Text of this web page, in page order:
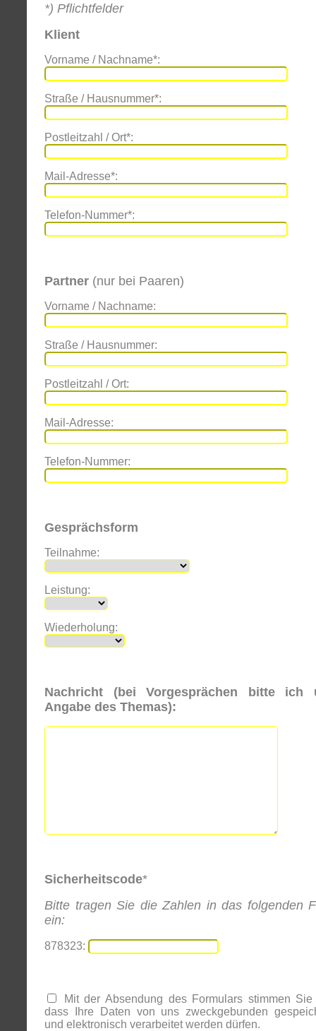
*) Pflichtfelder
Klient
Vorname / Nachname*:
Straße / Hausnummer*:
Postleitzahl / Ort*:
Mail-Adresse*:
Telefon-Nummer*:
Partner (nur bei Paaren)
Vorname / Nachname:
Straße / Hausnummer:
Postleitzahl / Ort:
Mail-Adresse:
Telefon-Nummer:
Gesprächsform
Teilnahme:
Leistung:
Wiederholung:
Nachricht (bei Vorgesprächen bitte ich
Angabe des Themas):
Sicherheitscode*
Bitte tragen Sie die Zahlen in das folgenden
ein:
878323:
Mit der Absendung des Formulars stimmen Sie
dass Ihre Daten von uns zweckgebunden
und elektronisch verarbeitet werden dürfen.